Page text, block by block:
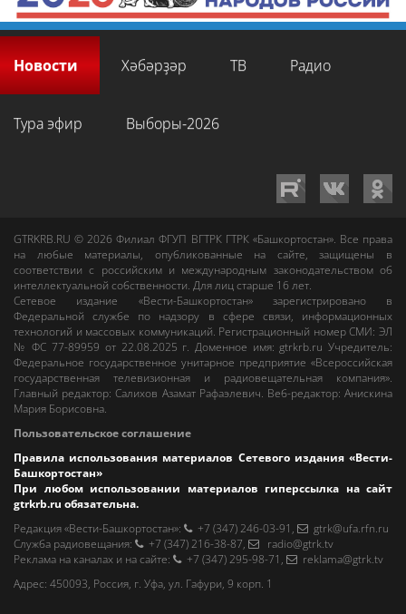
Новости Хәбәрҙәр ТВ Радио
Тура эфир Выборы-2026
GTRKRB.RU © 2026Филиал ФГУП ВГТРК ГТРК «Башкортостан». Все права
на любые материалы, опубликованные на сайте, защищены в
соответствии с российским и международным законодательством об
интеллектуальной собственности. Для лиц старше 16 лет.
Сетевое издание «Вести-Башкортостан»зарегистрировано в
Федеральной службе по надзору в сфере связи, информационных
технологий и массовых коммуникаций. Регистрационный номер СМИ: ЭЛ
№ ФС 77-89959 от 22.08.2025 г. Доменное имя:gtrkrb.ru Учредитель:
Федеральное государственное унитарное предприятие «Всероссийская
государственная телевизионная и радиовещательная компания».
Главный редактор:Салихов Азамат Рафаэлевич. Веб-редактор:Анискина
Мария Борисовна.
Пользовательское соглашение
Правила использования материалов Сетевого издания «Вести-
Башкортостан»
При любом использовании материалов гиперссылка на сайт
gtrkrb.ru обязательна.
Редакция «Вести-Башкортостан»: +7 (347) 246-03-91 ,
gtrk@ufa.rfn.ru
Cлужба радиовещания: +7 (347) 216-38-87,
radio@gtrk.tv
Реклама на каналах и на сайте: +7 (347) 295-98-71 ,
reklama@gtrk.tv
Адрес: 450093, Россия, г. Уфа, ул. Гафури, 9 корп. 1